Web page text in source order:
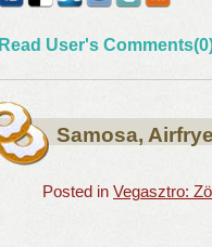
Read User's
Samosa,
Posted in Vegasztro: